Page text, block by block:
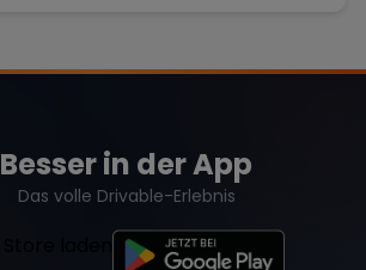
Besser in der App
Das volle Drivable-Erlebnis